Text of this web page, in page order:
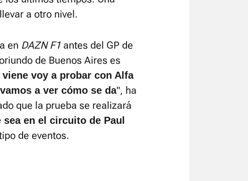
a otro nivel.
en DAZN F1 antes del GP de
de Buenos Aires es
viene voy a probar con Alfa
a ver cómo se da", ha
que la prueba se realizará
en el circuito de Paul
de eventos.